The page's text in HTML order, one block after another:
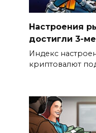
Настроения
достигли 3-
Индекс
криптовалют